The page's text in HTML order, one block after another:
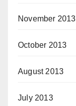
November 2013
October 2013
August 2013
July 2013